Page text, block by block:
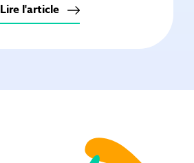
Lire l'article